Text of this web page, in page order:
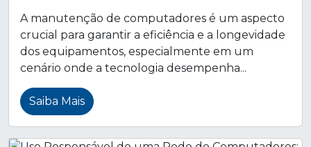
A manutenção de computadores é um aspecto
crucial para garantir a eficiência e a longevidade
dos equipamentos, especialmente em um
cenário onde a tecnologia desempenha...
Saiba Mais